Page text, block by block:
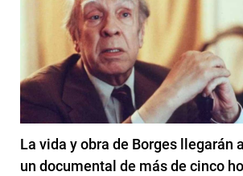
La vida y obra de Borges llegarán
un documental de más de cinco